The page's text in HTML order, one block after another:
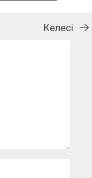
Келесі